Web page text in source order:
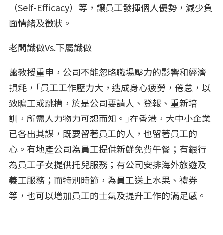
（Self-Efficacy）等，讓員工發揮個人優勢，減少負
面情緒及徵狀。
老闆識做Vs.下屬識做
蕭教授重申，公司不能忽略職場壓力的影響和經濟
損耗，｢員工工作壓力大，造成身心疲勞，倦怠，以
致曠工或跳槽，於是公司要請人、登報、重新培
訓，所需人力物力可想而知。｣在香港，大中小企業
已各出其謀，既要留著員工的人，也留著員工的
心。有地產公司為員工提供新鮮免費午餐；有銀行
為員工子女提供托兒服務；有公司安排海外旅遊及
義工服務；而特別時節，為員工送上水果、禮券
等，也可以增加員工的士氣及提升工作的滿足感。